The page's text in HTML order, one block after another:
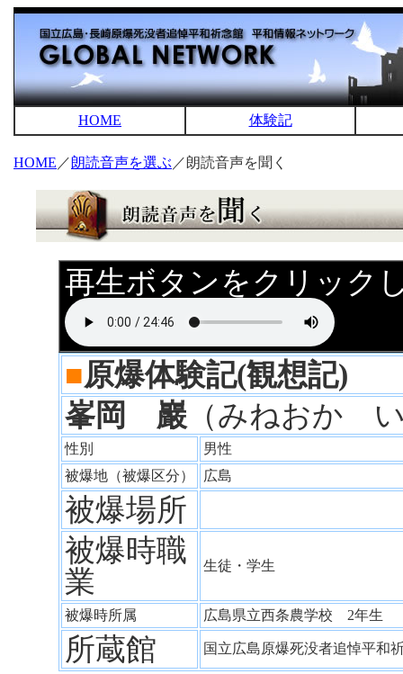
HOME 体験記
HOME ／朗読音声を選ぶ ／朗読音声を聞く
再生ボタンをクリック
■原爆体験記(観想記)
峯岡 巖 （みねおか
性別
男性
被爆地（被爆区分）
広島
被爆場所
被爆時職
業
生徒・学生
被爆時所属 広島県立西条農学校 2年生
所蔵館 国立広島原爆死没者追悼平